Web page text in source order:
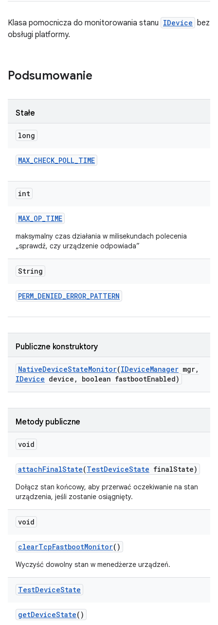
Klasa pomocnicza do monitorowania stanu IDevice bez
obsługi platformy.
Podsumowanie
Stałe
long
MAX_CHECK_POLL_TIME
int
MAX_OP_TIME
maksymalny czas działania w milisekundach polecenia
„sprawdź, czy urządzenie odpowiada”
String
PERM_DENIED_ERROR_PATTERN
Publiczne konstruktory
NativeDeviceStateMonitor(IDeviceManager mgr,
IDevice device , boolean fastbootEnabled)
Metody publiczne
void
attachFinalState(TestDeviceState finalState)
Dołącz stan końcowy, aby przerwać oczekiwanie na stan
urządzenia, jeśli zostanie osiągnięty.
void
clearTcpFastbootMonitor()
Wyczyść dowolny stan w menedżerze urządzeń.
TestDeviceState
getDeviceState()